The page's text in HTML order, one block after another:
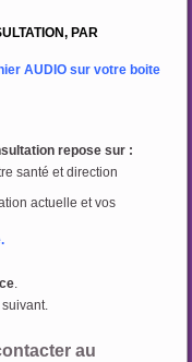
PAR
AUDIO sur votre boite
repose sur :
santé et direction
actuelle et vos
.
au